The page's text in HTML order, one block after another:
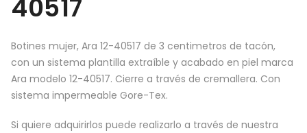
40517
Botines mujer, Ara 12-40517 de 3 centimetros de tacón,
con un sistema plantilla extraíble y acabado en piel marca
Ara modelo 12-40517. Cierre a través de cremallera. Con
sistema impermeable Gore-Tex.
Si quiere adquirirlos puede realizarlo a través de nuestra